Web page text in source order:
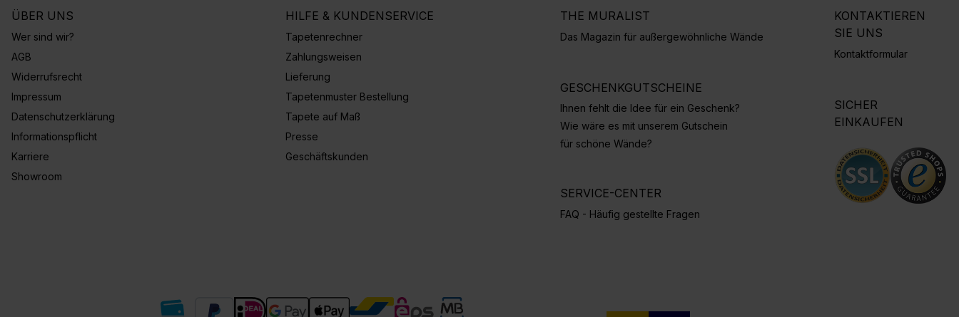
ÜBER UNS
Wer sind wir?
AGB
Widerrufsrecht
Impressum
Datenschutzerklärung
Informationspflicht
Karriere
Showroom
HILFE & KUNDENSERVICE
Tapetenrechner
Zahlungsweisen
Lieferung
Tapetenmuster Bestellung
Tapete auf Maß
Presse
Geschäftskunden
THE MURALIST
Das Magazin für außergewöhnliche Wände
GESCHENKGUTSCHEINE
Ihnen fehlt die Idee für ein Geschenk?
Wie wäre es mit unserem Gutschein
für schöne Wände?
SERVICE-CENTER
FAQ - Häufig gestellte Fragen
KONTAKTIEREN
SIE UNS
Kontaktformular
SICHER
EINKAUFEN